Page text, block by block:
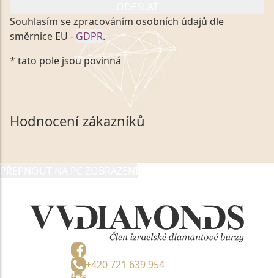
Souhlasím se zpracováním osobních údajů dle
směrnice EU - GDPR.
Kliknutím na výše uvedený odkaz, v souladu se
zákonem č. 101/2000 Sb. v platném znění výslovně
souhlasím se zpracováním a uchováním veškerých
mých osobních údajů, které poskytuji prostřednictvím
společnosti VVDiamonds s.r.o., IČO: 05892481. Tyto
údaje poskytuji společnosti VVDiamonds s.r.o., IČO:
* tato pole jsou povinná
Hodnocení zákazníků
+420 721 639 954